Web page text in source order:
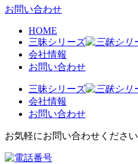
お問い合わせ
HOME
三昧シリーズ
会社情報
お問い合わせ
三昧シリーズ
会社情報
お問い合わせ
お気軽にお問い合わせください